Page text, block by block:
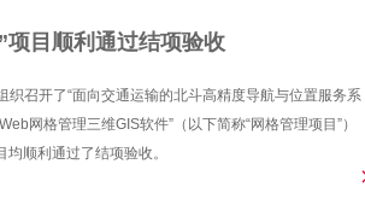
项目顺利通过结项验收
召开了“面向交通运输的北斗高精度导航与位置服务系
网格管理三维GIS软件”（以下简称“网格管理项目”）
顺利通过了结项验收。